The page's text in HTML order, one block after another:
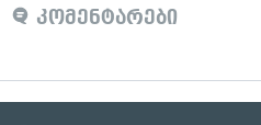
კომენტარები